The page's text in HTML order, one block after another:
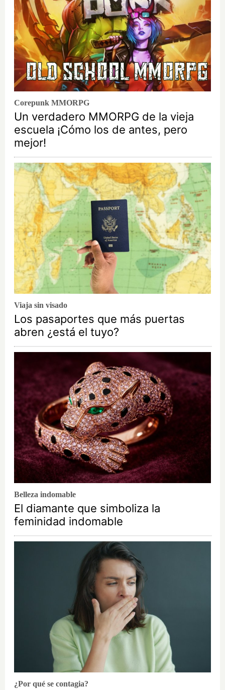
Corepunk MMORPG
Un verdadero MMORPG de la vieja
escuela ¡Cómo los de antes, pero
mejor!
Viaja sin visado
Los pasaportes que más puertas
abren ¿está el tuyo?
Belleza indomable
El diamante que simboliza la
feminidad indomable
¿Por qué se contagia?